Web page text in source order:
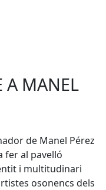
A MANEL
de Manel Pérez
fer al pavelló
i multitudinari
osonencs dels